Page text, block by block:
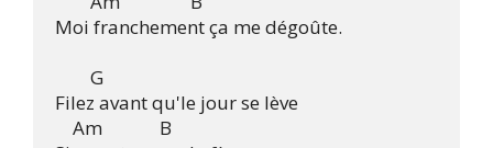
Moi franchement ça me dégoûte.
        G
Filez avant qu'le jour se lève
    Am             B